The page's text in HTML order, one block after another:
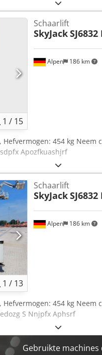
en onderhouden
1 / 15
Alpen 186 km
Schaarlift
SkyJackSJ6832
, Hefvermogen: 454 kg Neem
Apozfkuashjrf
1 / 13
Alpen 186 km
Schaarlift
SkyJackSJ6832
, Hefvermogen: 454 kg Neem
S Nnjpfx Aphsrf
Gebruikte